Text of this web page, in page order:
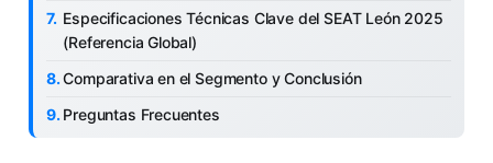
Especificaciones Técnicas Clave del SEAT León 2025
(Referencia Global)
Comparativa en el Segmento y Conclusión
Preguntas Frecuentes